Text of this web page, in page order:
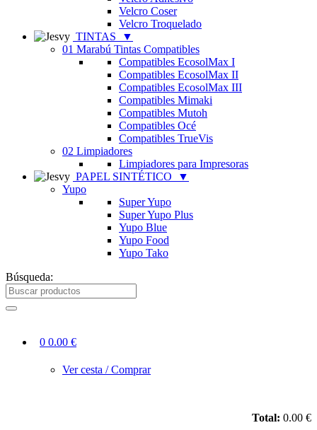
Velcro Coser
Velcro Troquelado
TINTAS
▼
01 Marabú Tintas Compatibles
Compatibles EcosolMax I
Compatibles EcosolMax II
Compatibles EcosolMax III
Compatibles Mimaki
Compatibles Mutoh
Compatibles Océ
Compatibles TrueVis
02 Limpiadores
Limpiadores para Impresoras
PAPEL SINTÉTICO
▼
Yupo
Super Yupo
Super Yupo Plus
Yupo Blue
Yupo Food
Yupo Tako
Búsqueda:
0 0.00 €
Ver cesta / Comprar
Total: 0.00 €